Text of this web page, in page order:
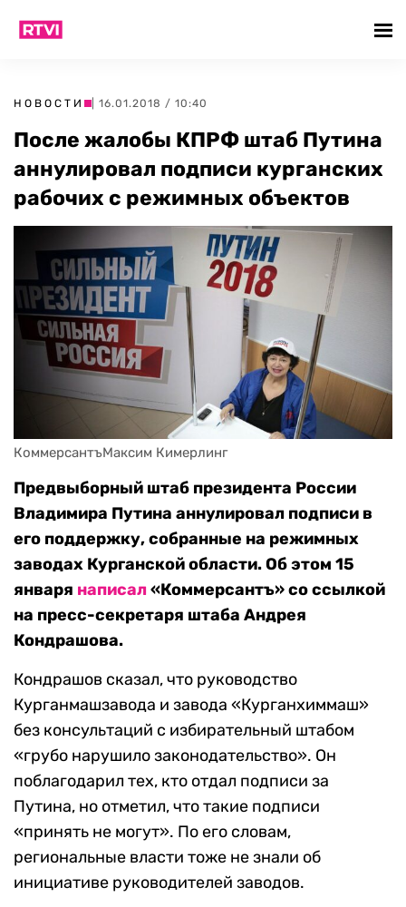
НОВОСТИ | 16.01.2018 / 10:40
После жалобы КПРФ штаб Путина
аннулировал подписи курганских
рабочих с режимных объектов
КоммерсантъМаксим Кимерлинг
Предвыборный штаб президента России
Владимира Путина аннулировал подписи в
его поддержку, собранные на режимных
заводах Курганской области. Об этом 15
января написал«Коммерсантъ» со ссылкой
на пресс-секретаря штаба Андрея
Кондрашова.
Кондрашов сказал, что руководство
Курганмашзавода и завода «Курганхиммаш»
без консультаций с избирательный штабом
«грубо нарушило законодательство». Он
поблагодарил тех, кто отдал подписи за
Путина, но отметил, что такие подписи
«принять не могут». По его словам,
региональные власти тоже не знали об
инициативе руководителей заводов.